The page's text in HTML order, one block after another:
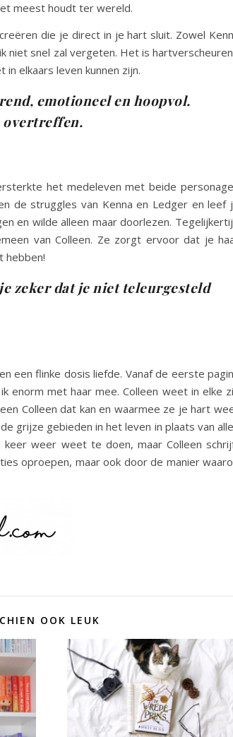
meest houdt ter wereld.
die je direct in je hart sluit. Zowel
niet snel zal vergeten. Het is
elkaars leven kunnen zijn.
emotioneel en hoopvol.
overtreffen.
het medeleven met beide
de struggles van Kenna en Ledger en leef
en wilde alleen maar doorlezen.
van Colleen. Ze zorgt ervoor dat je
hebben!
zeker dat je niet teleurgesteld
een flinke dosis liefde. Vanaf de eerste
enorm met haar mee. Colleen weet in elke
Colleen dat kan en waarmee ze je hart
grijze gebieden in het leven in plaats van
weer weet te doen, maar Colleen
oproepen, maar ook door de manier
OOK LEUK